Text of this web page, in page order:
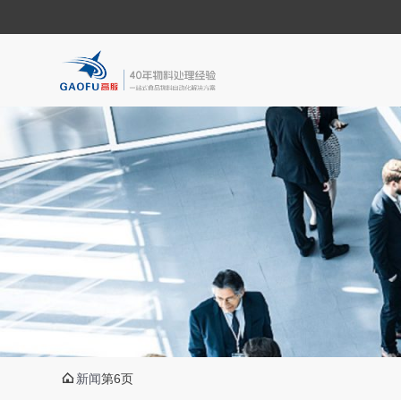
新闻第6页